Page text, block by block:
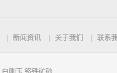
新闻资讯 关于我们 联系